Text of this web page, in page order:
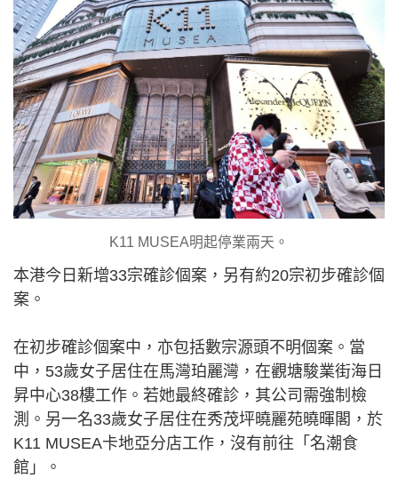
K11 MUSEA明起停業兩天。
本港今日新增33宗確診個案，另有約20宗初步確診個
案。
在初步確診個案中，亦包括數宗源頭不明個案。當
中，53歲女子居住在馬灣珀麗灣，在觀塘駿業街海日
昇中心38樓工作。若她最終確診，其公司需強制檢
測。另一名33歲女子居住在秀茂坪曉麗苑曉暉閣，於
K11 MUSEA卡地亞分店工作，沒有前往「名潮食
館」。